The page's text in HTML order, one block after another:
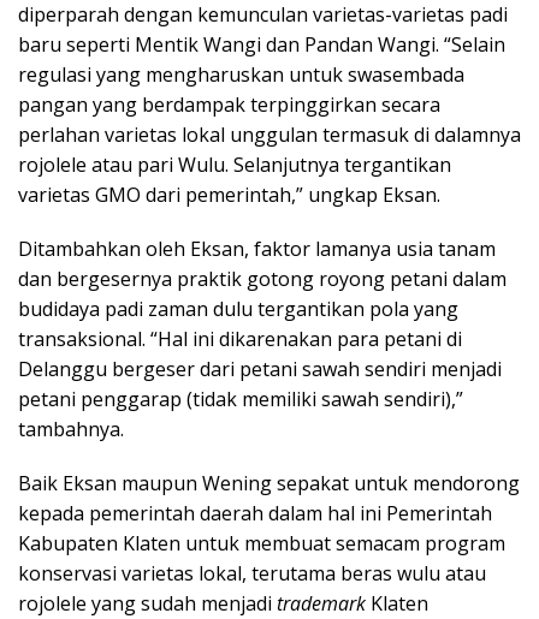
diperparah dengan kemunculan varietas-varietas padi
baru seperti Mentik Wangi dan Pandan Wangi. “Selain
regulasi yang mengharuskan untuk swasembada
pangan yang berdampak terpinggirkan secara
perlahan varietas lokal unggulan termasuk di dalamnya
rojolele atau pari Wulu. Selanjutnya tergantikan
varietas GMO dari pemerintah,” ungkap Eksan.
Ditambahkan oleh Eksan, faktor lamanya usia tanam
dan bergesernya praktik gotong royong petani dalam
budidaya padi zaman dulu tergantikan pola yang
transaksional. “Hal ini dikarenakan para petani di
Delanggu bergeser dari petani sawah sendiri menjadi
petani penggarap (tidak memiliki sawah sendiri),”
tambahnya.
Baik Eksan maupun Wening sepakat untuk mendorong
kepada pemerintah daerah dalam hal ini Pemerintah
Kabupaten Klaten untuk membuat semacam program
konservasi varietas lokal, terutama beras wulu atau
rojolele yang sudah menjadi trademark Klaten